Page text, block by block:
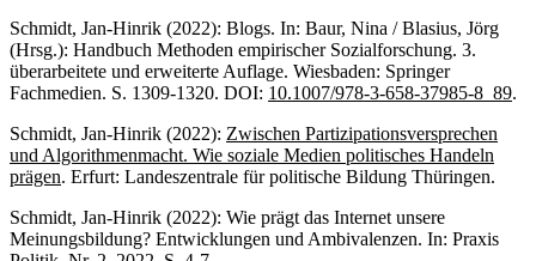
Schmidt, Jan-Hinrik (2022): Blogs. In: Baur, Nina / Blasius, Jörg
(Hrsg.): Handbuch Methoden empirischer Sozialforschung. 3.
überarbeitete und erweiterte Auflage. Wiesbaden: Springer
Fachmedien. S. 1309-1320. DOI: 10.1007/978-3-658-37985-8_89.
Schmidt, Jan-Hinrik (2022): Zwischen Partizipationsversprechen
und Algorithmenmacht. Wie soziale Medien politisches Handeln
prägen. Erfurt: Landeszentrale für politische Bildung Thüringen.
Schmidt, Jan-Hinrik (2022): Wie prägt das Internet unsere
Meinungsbildung? Entwicklungen und Ambivalenzen. In: Praxis